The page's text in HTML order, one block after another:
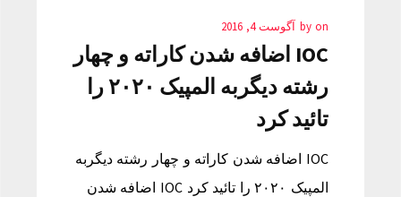
by on آگوست 4, 2016
IOC اضافه شدن کاراته و چهار
رشته دیگربه المپیک ۲۰۲۰ را
تائید کرد
IOC اضافه شدن کاراته و چهار رشته دیگربه
المپیک ۲۰۲۰ را تائید کرد IOC اضافه شدن